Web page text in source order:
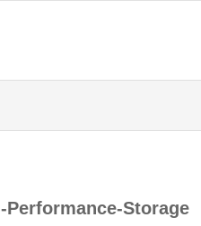
Performance-Storage